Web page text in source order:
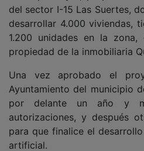
desarrollar 4.000 viviendas,
1.200 unidades en la
propiedad de la inmobiliaria
Ayuntamiento del municipio
por delante un año y
autorizaciones, y después
para que finalice el
artificial.